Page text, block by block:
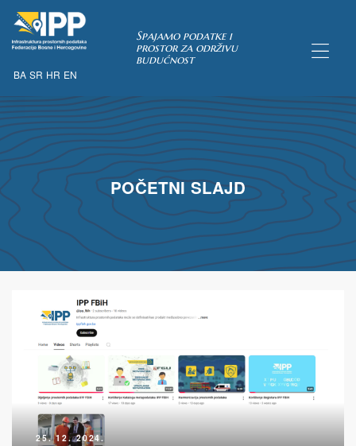
BA SR HR EN
Spajamo podatke i
prostor za održivu
budućnost
POČETNI SLAJD
25. 12. 2024.